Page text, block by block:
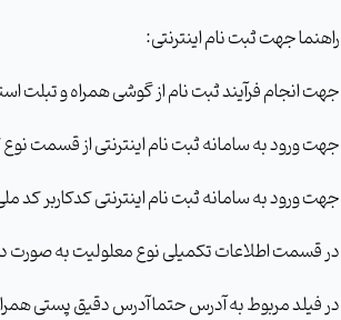
راهنما جهت ثبت نام اینترنتی:
جهت انجام فرآیند ثبت نام از گوشی همراه و تبلت
جهت ورود به سامانه ثبت نام اینترنتی از قسمت نوع
جهت ورود به سامانه ثبت نام اینترنتی کدکاربر کد
در قسمت اطلاعات تکمیلی نوع معلولیت به صورت
در فیلد مربوط به آدرس حتما آدرس دقیق پستی